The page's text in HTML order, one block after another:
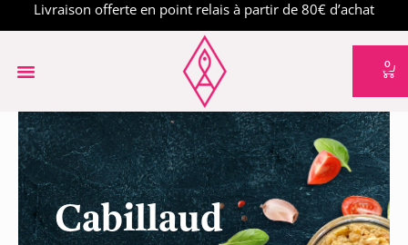
Livraison offerte en point relais à partir de 80€ d’achat
0
Cabillaud